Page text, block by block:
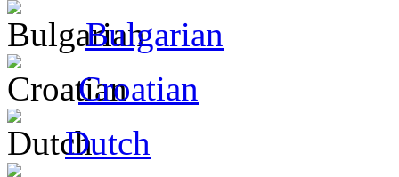
Bulgarian
Croatian
Dutch